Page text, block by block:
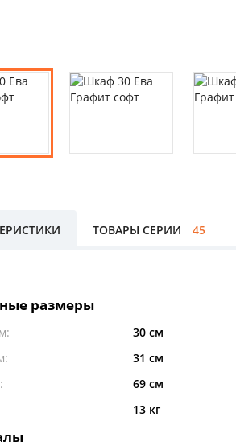
ТОВАРЫ СЕРИИ 45
размеры
30 см
31 см
69 см
13 кг